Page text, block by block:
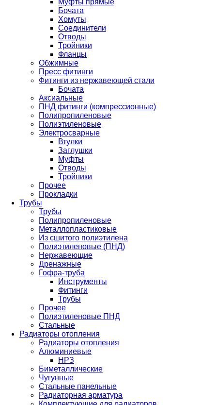
Муфты прямые
Бочата
Хомуты
Соединители
Отводы
Тройники
Фланцы
Обжимные
Пресс фитинги
Фитинги из нержавеющей стали
Бочата
Аксиальные
ПНД фитинги (компрессионные)
Полипропиленовые
Полиэтиленовые
Электросварные
Втулки
Заглушки
Муфты
Отводы
Тройники
Прочее
Прокладки
Трубы
Трубы
Полипропиленовые
Металлопластиковые
Из сшитого полиэтилена
Полиэтиленовые (ПНД)
Нержавеющие
Дренажные
Гофра-труба
Инструменты
Фитинги
Трубы
Прочее
Полиэтиленовые ПНД
Стальные
Радиаторы отопления
Радиаторы отопления
Алюминиевые
НРЗ
Биметаллические
Чугунные
Стальные панельные
Радиаторная арматура